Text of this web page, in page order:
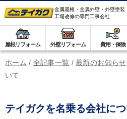
金属屋根・金属外壁・外壁塗装
工場改修の専門工事会社
屋根リフォーム 外壁リフォーム 費用・保険
ホーム / 全記事一覧 / 最新のお知らせ
いて
テイガクを名乗る会社に